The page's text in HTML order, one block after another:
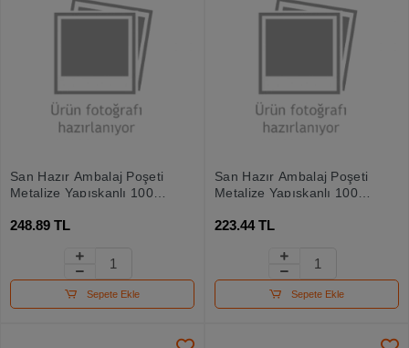
San Hazır Ambalaj Poşeti
Metalize Yapışkanlı 100
248.89 TL
Sepete Ekle
San Hazır Ambalaj Poşeti
Metalize Yapışkanlı 100
223.44 TL
Sepete Ekle